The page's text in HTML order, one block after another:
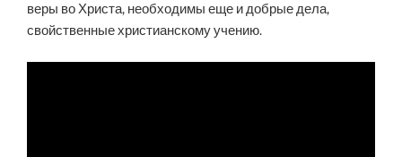
веры во Христа, необходимы еще и добрые дела,
свойственные христианскому учению.